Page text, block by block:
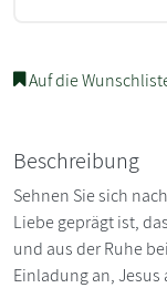
Auf die
Beschreibung
Sehnen Sie sich
Liebe geprägt ist,
und aus der Ruhe
Einladung an, Jesus